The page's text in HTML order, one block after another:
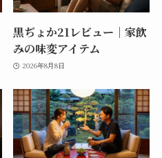
黒ぢょか21レビュー｜家飲
みの味変アイテム
2026年8月8日